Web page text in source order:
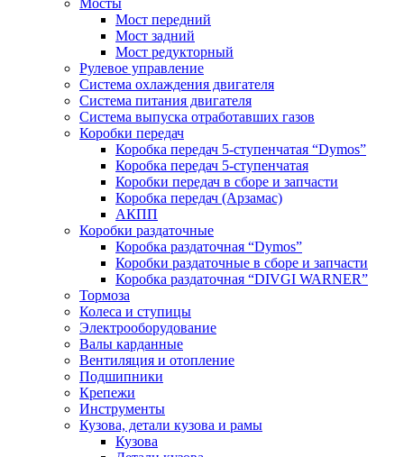
Мосты
Мост передний
Мост задний
Мост редукторный
Рулевое управление
Система охлаждения двигателя
Система питания двигателя
Система выпуска отработавших газов
Коробки передач
Коробка передач 5-ступенчатая “Dymos”
Коробка передач 5-ступенчатая
Коробки передач в сборе и запчасти
Коробка передач (Арзамас)
АКПП
Коробки раздаточные
Коробка раздаточная “Dymos”
Коробки раздаточные в сборе и запчасти
Коробка раздаточная “DIVGI WARNER”
Тормоза
Колеса и ступицы
Электрооборудование
Валы карданные
Вентиляция и отопление
Подшипники
Крепежи
Инструменты
Кузова, детали кузова и рамы
Кузова